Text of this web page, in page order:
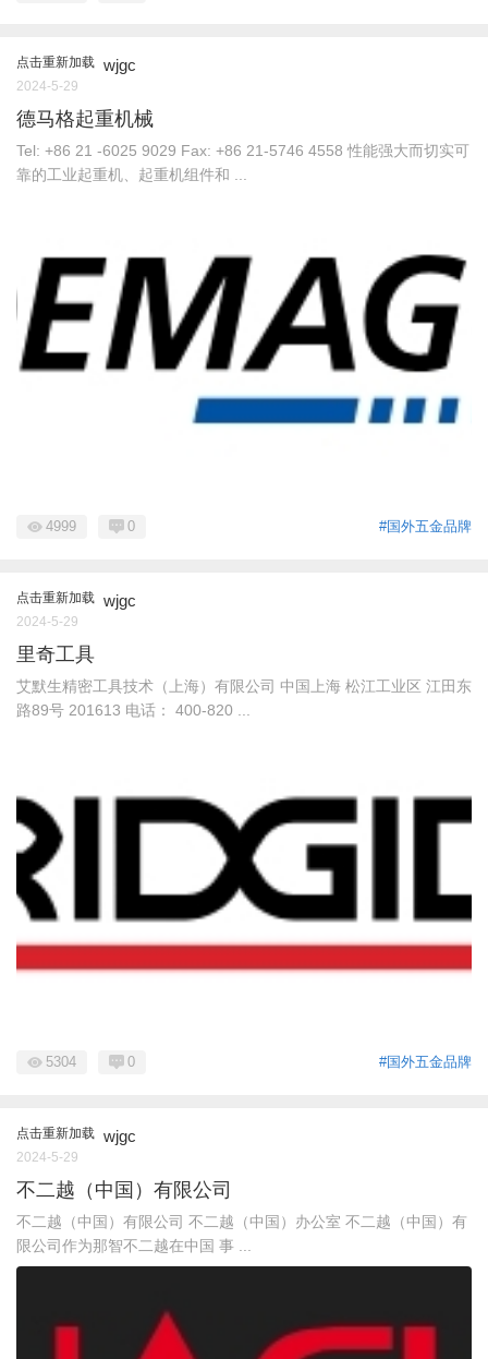
点击重新加载 wjgc
2024-5-29
德马格起重机械
Tel: +86 21 -6025 9029 Fax: +86 21-5746 4558 性能强大而切实可
靠的工业起重机、起重机组件和 ...
#国外五金品牌
4999 0
点击重新加载 wjgc
2024-5-29
里奇工具
艾默生精密工具技术（上海）有限公司 中国上海 松江工业区 江田东
路89号 201613 电话： 400-820 ...
#国外五金品牌
5304 0
点击重新加载 wjgc
2024-5-29
不二越（中国）有限公司
不二越（中国）有限公司 不二越（中国）办公室 不二越（中国）有
限公司作为那智不二越在中国 事 ...